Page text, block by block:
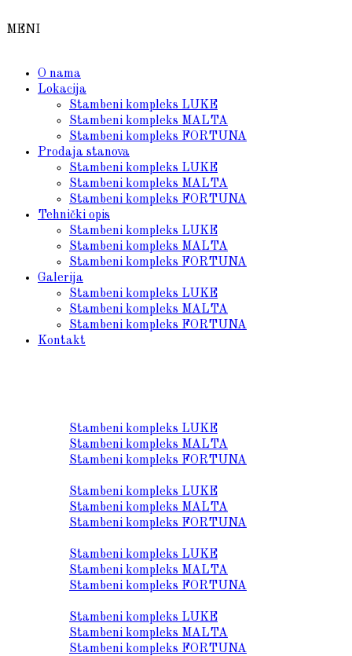
MENI
O nama
Lokacija
Stambeni kompleks LUKE
Stambeni kompleks MALTA
Stambeni kompleks FORTUNA
Prodaja stanova
Stambeni kompleks LUKE
Stambeni kompleks MALTA
Stambeni kompleks FORTUNA
Tehnički opis
Stambeni kompleks LUKE
Stambeni kompleks MALTA
Stambeni kompleks FORTUNA
Galerija
Stambeni kompleks LUKE
Stambeni kompleks MALTA
Stambeni kompleks FORTUNA
Kontakt
Stambeni kompleks LUKE
Stambeni kompleks MALTA
Stambeni kompleks FORTUNA
Stambeni kompleks LUKE
Stambeni kompleks MALTA
Stambeni kompleks FORTUNA
Stambeni kompleks LUKE
Stambeni kompleks MALTA
Stambeni kompleks FORTUNA
Stambeni kompleks LUKE
Stambeni kompleks MALTA
Stambeni kompleks FORTUNA